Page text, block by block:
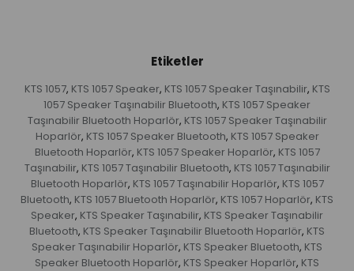
Etiketler
KTS 1057, KTS 1057 Speaker, KTS 1057 Speaker Taşınabilir, KTS
1057 Speaker Taşınabilir Bluetooth, KTS 1057 Speaker
Taşınabilir Bluetooth Hoparlör, KTS 1057 Speaker Taşınabilir
Hoparlör, KTS 1057 Speaker Bluetooth, KTS 1057 Speaker
Bluetooth Hoparlör, KTS 1057 Speaker Hoparlör, KTS 1057
Taşınabilir, KTS 1057 Taşınabilir Bluetooth, KTS 1057 Taşınabilir
Bluetooth Hoparlör, KTS 1057 Taşınabilir Hoparlör, KTS 1057
Bluetooth, KTS 1057 Bluetooth Hoparlör, KTS 1057 Hoparlör, KTS
Speaker, KTS Speaker Taşınabilir, KTS Speaker Taşınabilir
Bluetooth, KTS Speaker Taşınabilir Bluetooth Hoparlör, KTS
Speaker Taşınabilir Hoparlör, KTS Speaker Bluetooth, KTS
Speaker Bluetooth Hoparlör, KTS Speaker Hoparlör, KTS